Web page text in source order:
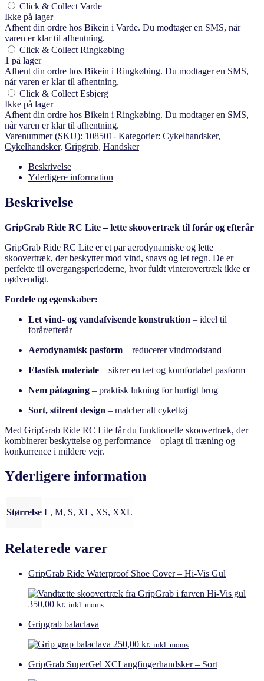
Click & Collect Varde
Ikke på lager
Afhent din ordre hos Bikein i Varde. Du modtager en SMS, når
varen er klar til afhentning.
Click & Collect Ringkøbing
1 på lager
Afhent din ordre hos Bikein i Ringkøbing. Du modtager en SMS,
når varen er klar til afhentning.
Click & Collect Esbjerg
Ikke på lager
Afhent din ordre hos Bikein i Ringkøbing. Du modtager en SMS,
når varen er klar til afhentning.
Varenummer (SKU): 108501- Kategorier: Cykelhandsker,
Cykelhandsker, Gripgrab, Handsker
Beskrivelse
Yderligere information
Beskrivelse
GripGrab Ride RC Lite – lette skoovertræk til forår og efterår
GripGrab Ride RC Lite er et par aerodynamiske og lette
skoovertræk, der beskytter mod vind, snavs og let regn. De er
perfekte til overgangsperioderne, hvor fuldt vinterovertræk ikke er
nødvendigt.
Fordele og egenskaber:
Let vind- og vandafvisende konstruktion – ideel til
forår/efterår
Aerodynamisk pasform – reducerer vindmodstand
Elastisk materiale – sikrer en tæt og komfortabel pasform
Nem påtagning – praktisk lukning for hurtigt brug
Sort, stilrent design – matcher alt cykeltøj
Med GripGrab Ride RC Lite får du funktionelle skoovertræk, der
kombinerer beskyttelse og performance – oplagt til træning og
konkurrence i mildere vejr.
Yderligere information
Størrelse L, M, S, XL, XS, XXL
Relaterede varer
GripGrab Ride Waterproof Shoe Cover – Hi-Vis Gul
350,00 kr. inkl. moms
Gripgrab balaclava
250,00 kr. inkl. moms
GripGrab SuperGel XCLangfingerhandsker – Sort